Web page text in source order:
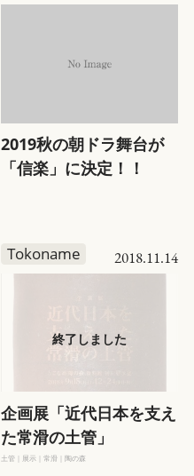
2019秋の朝ドラ舞台が
「信楽」に決定！！
Tokoname 2018.11.14
企画展「近代日本を支え
た常滑の土管」
土管｜展示｜常滑｜陶の森